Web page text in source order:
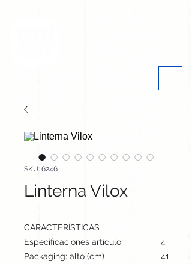
SKU: 6246
Linterna Vilox
CARACTERÍSTICAS
Especificaciones artículo
4 cm /
Packaging: alto (cm)
41